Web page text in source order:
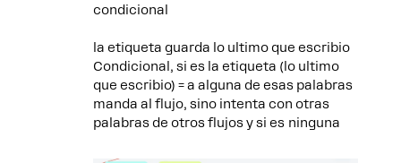
condicional
la etiqueta guarda lo ultimo que escribio
Condicional, si es la etiqueta (lo ultimo
que escribio) = a alguna de esas palabras
manda al flujo, sino intenta con otras
palabras de otros flujos y si es ninguna